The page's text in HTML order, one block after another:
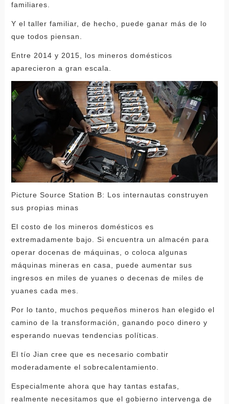
familiares.
Y el taller familiar, de hecho, puede ganar más de lo
que todos piensan.
Entre 2014 y 2015, los mineros domésticos
aparecieron a gran escala.
Picture Source Station B: Los internautas construyen
sus propias minas
El costo de los mineros domésticos es
extremadamente bajo. Si encuentra un almacén para
operar docenas de máquinas, o coloca algunas
máquinas mineras en casa, puede aumentar sus
ingresos en miles de yuanes o decenas de miles de
yuanes cada mes.
Por lo tanto, muchos pequeños mineros han elegido el
camino de la transformación, ganando poco dinero y
esperando nuevas tendencias políticas.
El tío Jian cree que es necesario combatir
moderadamente el sobrecalentamiento.
Especialmente ahora que hay tantas estafas,
realmente necesitamos que el gobierno intervenga de